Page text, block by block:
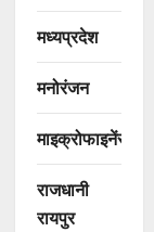
मध्यप्रदेश
मनोरंजन
माइक्रोफाइनेंस
राजधानी
रायपुर